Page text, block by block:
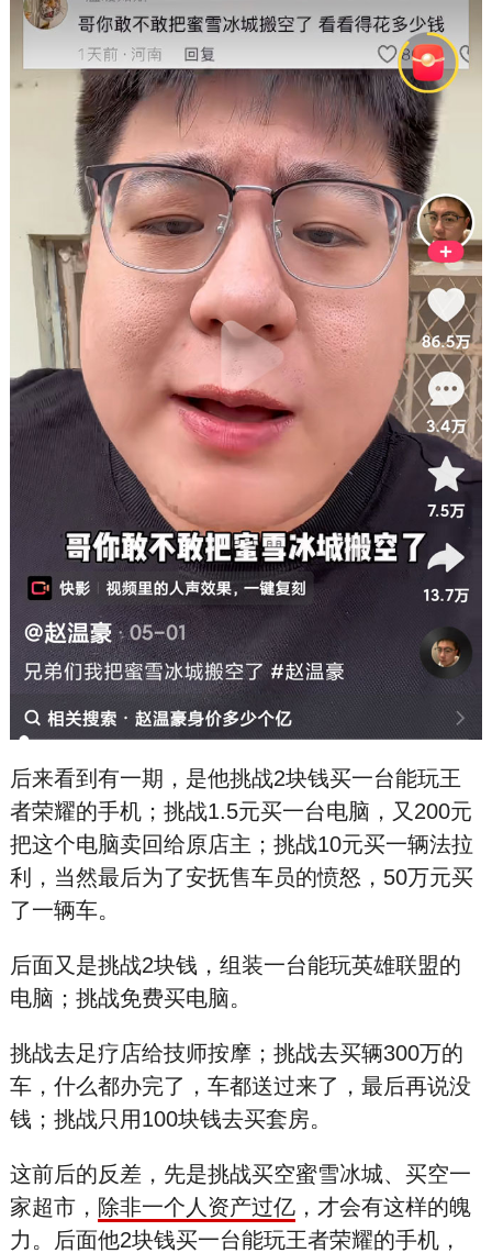
后来看到有一期，是他挑战2块钱买一台能玩王
者荣耀的手机；挑战1.5元买一台电脑，又200元
把这个电脑卖回给原店主；挑战10元买一辆法拉
利，当然最后为了安抚售车员的愤怒，50万元买
了一辆车。
后面又是挑战2块钱，组装一台能玩英雄联盟的
电脑；挑战免费买电脑。
挑战去足疗店给技师按摩；挑战去买辆300万的
车，什么都办完了，车都送过来了，最后再说没
钱；挑战只用100块钱去买套房。
这前后的反差，先是挑战买空蜜雪冰城、买空一
家超市， 除非一个人资产过亿，才会有这样的魄
力。后面他2块钱买一台能玩王者荣耀的手机，